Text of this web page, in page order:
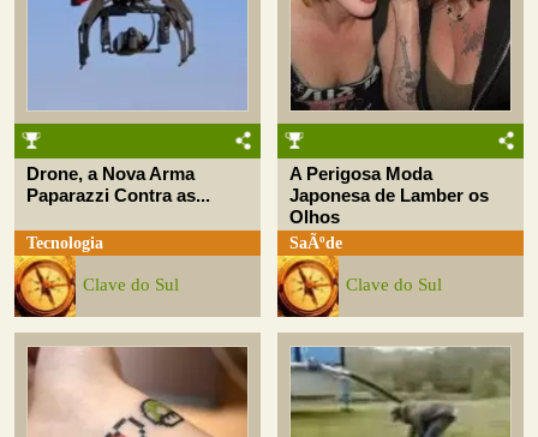
Drone, a Nova Arma
Paparazzi Contra as...
Tecnologia
Clave do Sul
A Perigosa Moda
Japonesa de Lamber os
Olhos
SaÃºde
Clave do Sul